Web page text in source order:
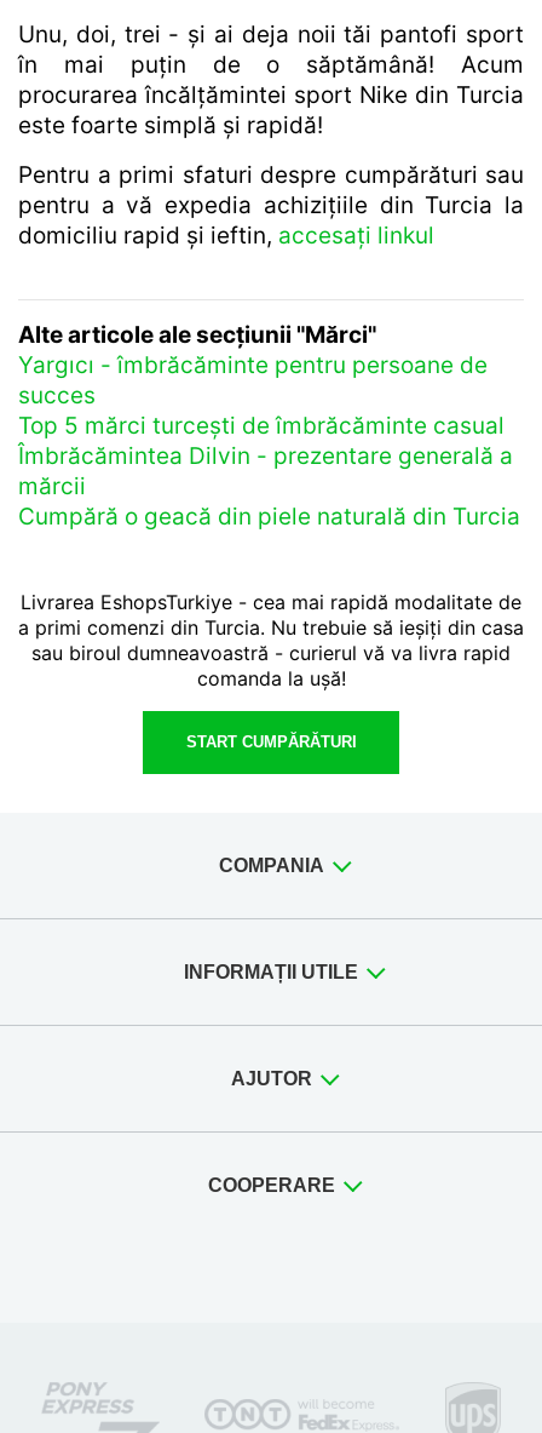
Unu, doi, trei - și ai deja noii tăi pantofi sport
în mai puțin de o săptămână! Acum
procurarea încălțămintei sport Nike din Turcia
este foarte simplă și rapidă!
Pentru a primi sfaturi despre cumpărături sau
pentru a vă expedia achizițiile din Turcia la
domiciliu rapid și ieftin, accesați linkul
Alte articole ale secțiunii "Mărci"
Yargıcı - îmbrăcăminte pentru persoane de
succes
Top 5 mărci turcești de îmbrăcăminte casual
Îmbrăcămintea Dilvin - prezentare generală a
mărcii
Cumpără o geacă din piele naturală din Turcia
Livrarea EshopsTurkiye - cea mai rapidă modalitate de
a primi comenzi din Turcia. Nu trebuie să ieșiți din casa
sau biroul dumneavoastră - curierul vă va livra rapid
comanda la ușă!
START CUMPĂRĂTURI
COMPANIA
INFORMAȚII UTILE
AJUTOR
COOPERARE